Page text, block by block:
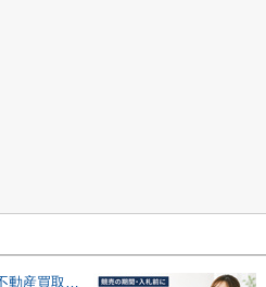
競売が家族の生活へ与える影響は？不動産買取との違いとリスク回避策を解説